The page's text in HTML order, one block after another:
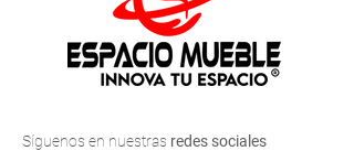
Síguenos en nuestras redes sociales